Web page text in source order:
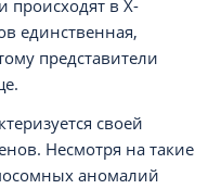
в Х-
единственная,
представители
своей
Несмотря на такие
аномалий